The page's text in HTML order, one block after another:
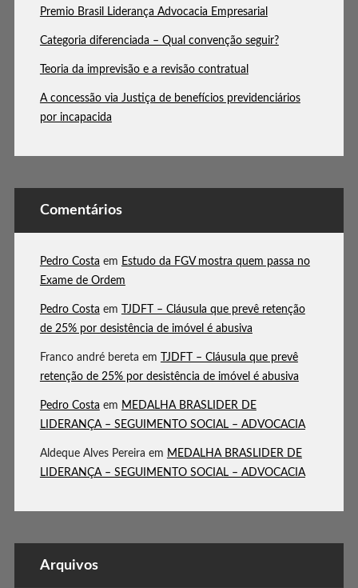
Premio Brasil Liderança Advocacia Empresarial
Categoria diferenciada – Qual convenção seguir?
Teoria da imprevisão e a revisão contratual
A concessão via Justiça de benefícios previdenciários
por incapacida
Comentários
Pedro Costa em Estudo da FGV mostra quem passa no
Exame de Ordem
Pedro Costa em
TJDFT – Cláusula que prevê retenção
de 25% por desistência de imóvel é abusiva
Franco andré bereta em
TJDFT – Cláusula que prevê
retenção de 25% por desistência de imóvel é abusiva
Pedro Costa em MEDALHA BRASLIDER DE
LIDERANÇA – SEGUIMENTO SOCIAL – ADVOCACIA
Aldeque Alves Pereira em MEDALHA BRASLIDER DE
LIDERANÇA – SEGUIMENTO SOCIAL – ADVOCACIA
Arquivos